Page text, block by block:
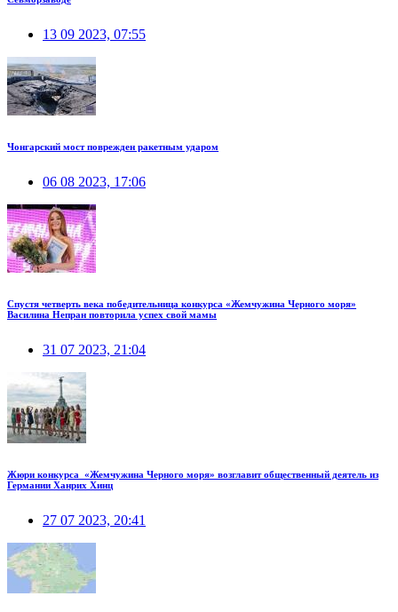
13 09 2023, 07:55
Чонгарский мост поврежден ракетным ударом
06 08 2023, 17:06
Спустя четверть века победительница конкурса «Жемчужина Черного моря»
Василина Непран повторила успех свой мамы
31 07 2023, 21:04
Жюри конкурса «Жемчужина Черного моря» возглавит общественный деятель из
Германии Ханрих Хинц
27 07 2023, 20:41